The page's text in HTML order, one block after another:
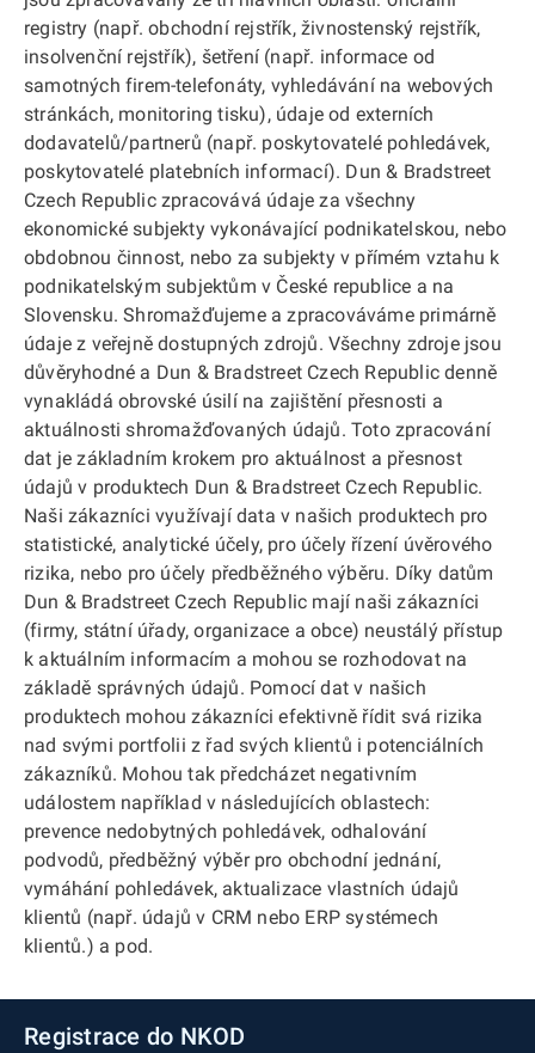
registry (např. obchodní rejstřík, živnostenský rejstřík,
insolvenční rejstřík), šetření (např. informace od
samotných firem-telefonáty, vyhledávání na webových
stránkách, monitoring tisku), údaje od externích
dodavatelů/partnerů (např. poskytovatelé pohledávek,
poskytovatelé platebních informací). Dun & Bradstreet
Czech Republic zpracovává údaje za všechny
ekonomické subjekty vykonávající podnikatelskou, nebo
obdobnou činnost, nebo za subjekty v přímém vztahu k
podnikatelským subjektům v České republice a na
Slovensku. Shromažďujeme a zpracováváme primárně
údaje z veřejně dostupných zdrojů. Všechny zdroje jsou
důvěryhodné a Dun & Bradstreet Czech Republic denně
vynakládá obrovské úsilí na zajištění přesnosti a
aktuálnosti shromažďovaných údajů. Toto zpracování
dat je základním krokem pro aktuálnost a přesnost
údajů v produktech Dun & Bradstreet Czech Republic.
Naši zákazníci využívají data v našich produktech pro
statistické, analytické účely, pro účely řízení úvěrového
rizika, nebo pro účely předběžného výběru. Díky datům
Dun & Bradstreet Czech Republic mají naši zákazníci
(firmy, státní úřady, organizace a obce) neustálý přístup
k aktuálním informacím a mohou se rozhodovat na
základě správných údajů. Pomocí dat v našich
produktech mohou zákazníci efektivně řídit svá rizika
nad svými portfolii z řad svých klientů i potenciálních
zákazníků. Mohou tak předcházet negativním
událostem například v následujících oblastech:
prevence nedobytných pohledávek, odhalování
podvodů, předběžný výběr pro obchodní jednání,
vymáhání pohledávek, aktualizace vlastních údajů
klientů (např. údajů v CRM nebo ERP systémech
klientů.) a pod.
Registrace do NKOD